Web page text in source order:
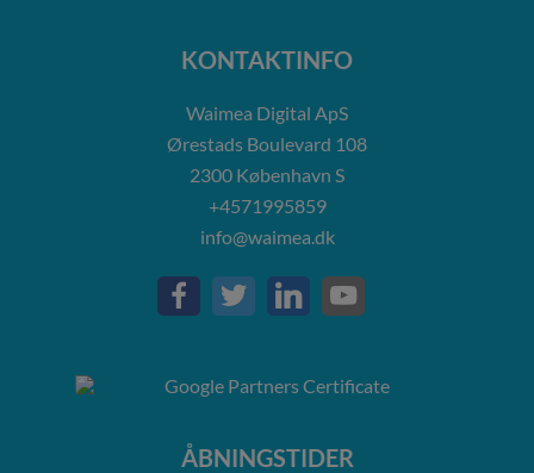
KONTAKTINFO
Waimea Digital ApS
Ørestads Boulevard 108
2300 København S
+4571995859
info@waimea.dk
ÅBNINGSTIDER